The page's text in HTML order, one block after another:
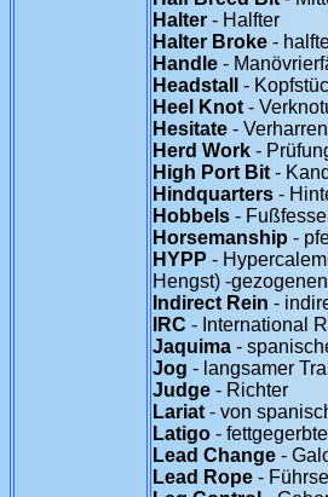
Halter - Halfter
Halter Broke -
Handle -
Headstall
-
Heel Knot -
Hesitate -
Herd Work -
High Port Bit -
Hindquarters -
Hobbels -
Horsemanship -
HYPP -
Hengst) -
Indirect Rein -
IRC - International
Jaquima -
Jog - langsamer
Judge - Richter
Lariat - von
Latigo -
Lead Change -
Lead Rope -